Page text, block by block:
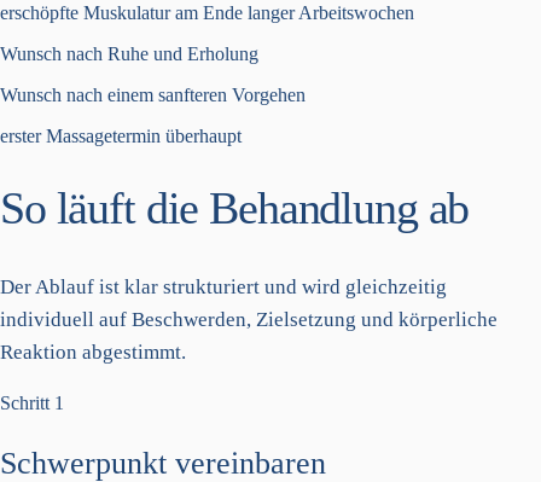
erschöpfte Muskulatur am Ende langer Arbeitswochen
Wunsch nach Ruhe und Erholung
Wunsch nach einem sanfteren Vorgehen
erster Massagetermin überhaupt
So läuft die Behandlung ab
Der Ablauf ist klar strukturiert und wird gleichzeitig
individuell auf Beschwerden, Zielsetzung und körperliche
Reaktion abgestimmt.
Schritt 1
Schwerpunkt vereinbaren